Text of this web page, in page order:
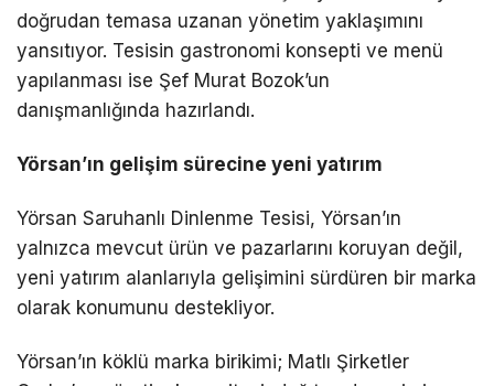
doğrudan temasa uzanan yönetim yaklaşımını
yansıtıyor. Tesisin gastronomi konsepti ve menü
yapılanması ise Şef Murat Bozok’un
danışmanlığında hazırlandı.
Yörsan’ın gelişim sürecine yeni yatırım
Yörsan Saruhanlı Dinlenme Tesisi, Yörsan’ın
yalnızca mevcut ürün ve pazarlarını koruyan değil,
yeni yatırım alanlarıyla gelişimini sürdüren bir marka
olarak konumunu destekliyor.
Yörsan’ın köklü marka birikimi; Matlı Şirketler